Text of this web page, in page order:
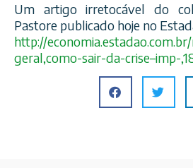
Um artigo irretocável do
Pastore publicado hoje no
http://economia.estadao.com.br/
geral,como-sair-da-crise–imp-